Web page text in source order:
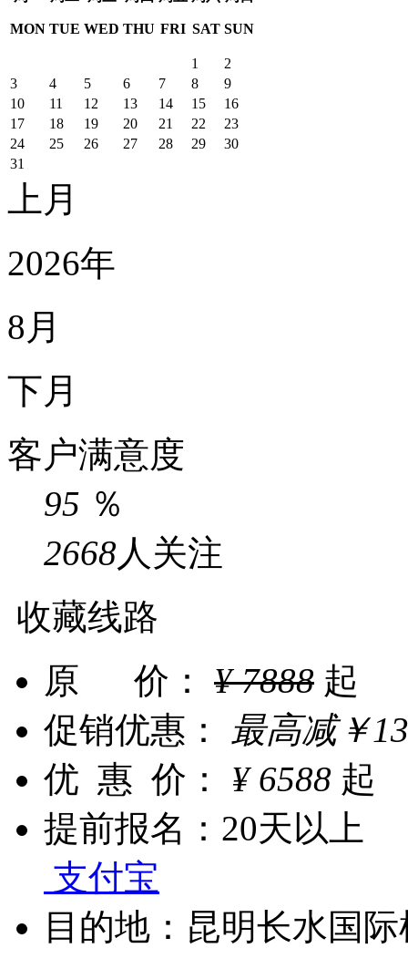
MON TUE WED THU FRI SAT SUN
1
2
3
4 5 6 7 8
9
10
11 12 13 14 15
16
17
18 19 20 21 22
23
24
25 26 27 28 29
30
31
上月
2026年
8月
下月
客户满意度
95 ％
2668人关注
收藏线路
原 价：
¥7888 起
促销优惠：
最高减￥
优 惠 价：
¥ 6588 起
提前报名： 20天以上
支付宝
目的地： 昆明长水国